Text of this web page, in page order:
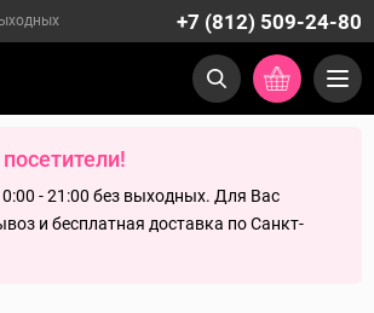
+7 (812) 509-24-80
- 21:00 без выходных. Для Вас
и бесплатная доставка по Санкт-